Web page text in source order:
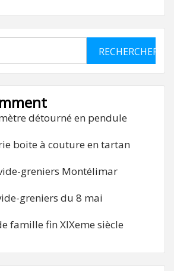
détourné en pendule
boite à couture en tartan
greniers Montélimar
greniers du 8 mai
famille fin XIXeme siècle